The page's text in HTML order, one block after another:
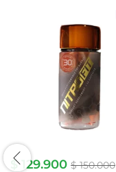
$129.900 $150.000